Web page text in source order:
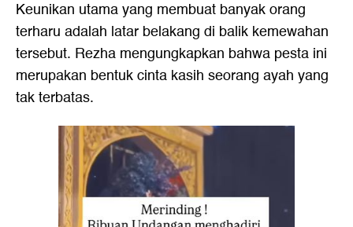
Keunikan utama yang membuat banyak orang
terharu adalah latar belakang di balik kemewahan
tersebut. Rezha mengungkapkan bahwa pesta ini
merupakan bentuk cinta kasih seorang ayah yang
tak terbatas.